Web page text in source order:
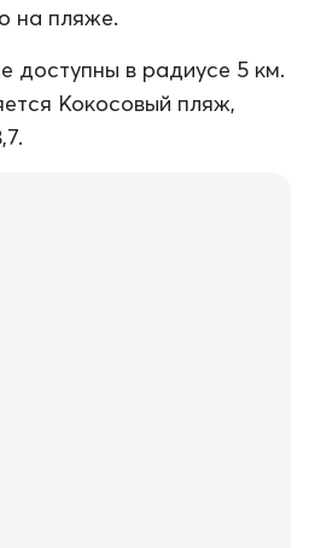
на пляже.
доступны в радиусе 5 км.
Кокосовый пляж,